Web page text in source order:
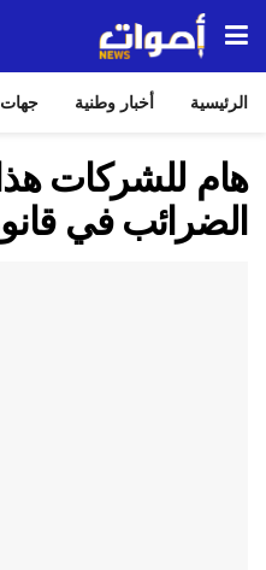
الرئيسية أخبار وطنية جهات
هام للشركات
الضرائب في قانون